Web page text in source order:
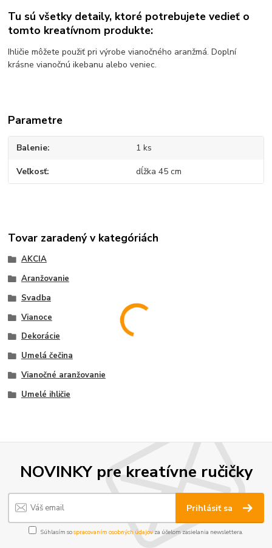
Tu sú všetky detaily, ktoré potrebujete vedieť o
tomto kreatívnom produkte:
Ihličie môžete použiť pri výrobe vianočného aranžmá. Doplní
krásne vianočnú ikebanu alebo veniec.
Parametre
Balenie 1 ks
Veľkosť dĺžka 45 cm
Tovar zaradený v kategóriách
AKCIA
Aranžovanie
Svadba
Vianoce
Dekorácie
Umelá čečina
Vianočné aranžovanie
Umelé ihličie
NOVINKY pre kreatívne ručičky
Prihlásiť sa
Súhlasím sospracovaním osobných údajov za účelom zasielania newslettera.